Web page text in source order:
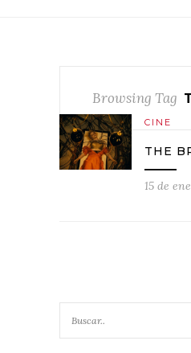
Browsing Tag
CINE
THE
15 de